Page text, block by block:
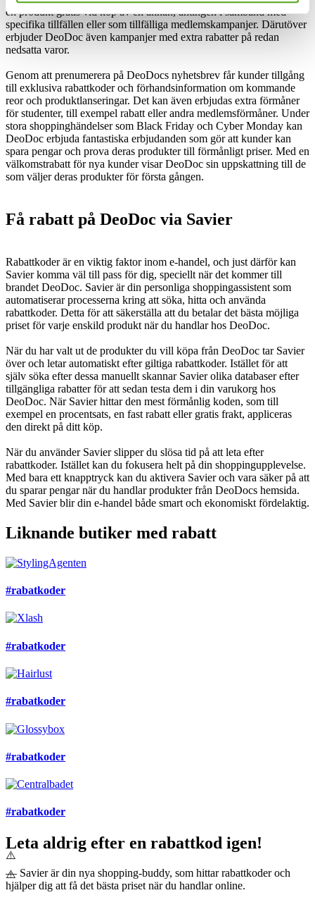
en produkt gratis vid köp av en annan, antingen i samband med
specifika tillfällen eller som tillfälliga medlemskampanjer. Därutöver
erbjuder DeoDoc även kampanjer med extra rabatter på redan
nedsatta varor.
Genom att prenumerera på DeoDocs nyhetsbrev får kunder tillgång
till exklusiva rabattkoder och förhandsinformation om kommande
reor och produktlanseringar. Det kan även erbjudas extra förmåner
för studenter, till exempel rabatt eller andra medlemsförmåner. Under
stora shoppinghändelser som Black Friday och Cyber Monday kan
DeoDoc erbjuda fantastiska erbjudanden som gör att kunder kan
spara pengar och prova deras produkter till förmånligt priser. Med en
välkomstrabatt för nya kunder visar DeoDoc sin uppskattning till de
som väljer deras produkter för första gången.
Få rabatt på DeoDoc via Savier
Rabattkoder är en viktig faktor inom e-handel, och just därför kan
Savier komma väl till pass för dig, speciellt när det kommer till
brandet DeoDoc. Savier är din personliga shoppingassistent som
automatiserar processerna kring att söka, hitta och använda
rabattkoder. Detta för att säkerställa att du betalar det bästa möjliga
priset för varje enskild produkt när du handlar hos DeoDoc.
När du har valt ut de produkter du vill köpa från DeoDoc tar Savier
över och letar automatiskt efter giltiga rabattkoder. Istället för att
själv söka efter dessa manuellt skannar Savier olika databaser efter
tillgängliga rabatter för att sedan testa dem i din varukorg hos
DeoDoc. När Savier hittar den mest förmånlig koden, som till
exempel en procentsats, en fast rabatt eller gratis frakt, appliceras
den direkt på ditt köp.
När du använder Savier slipper du slösa tid på att leta efter
rabattkoder. Istället kan du fokusera helt på din shoppingupplevelse.
Med bara ett knapptryck kan du aktivera Savier och vara säker på att
du sparar pengar när du handlar produkter från DeoDocs hemsida.
Med Savier blir din e-handel både smart och ekonomiskt fördelaktig.
Liknande butiker med rabatt
#rabatkoder
#rabatkoder
#rabatkoder
#rabatkoder
#rabatkoder
Leta aldrig efter en rabattkod igen!
— Savier är din nya shopping-buddy, som hittar rabattkoder och
hjälper dig att få det bästa priset när du handlar online.